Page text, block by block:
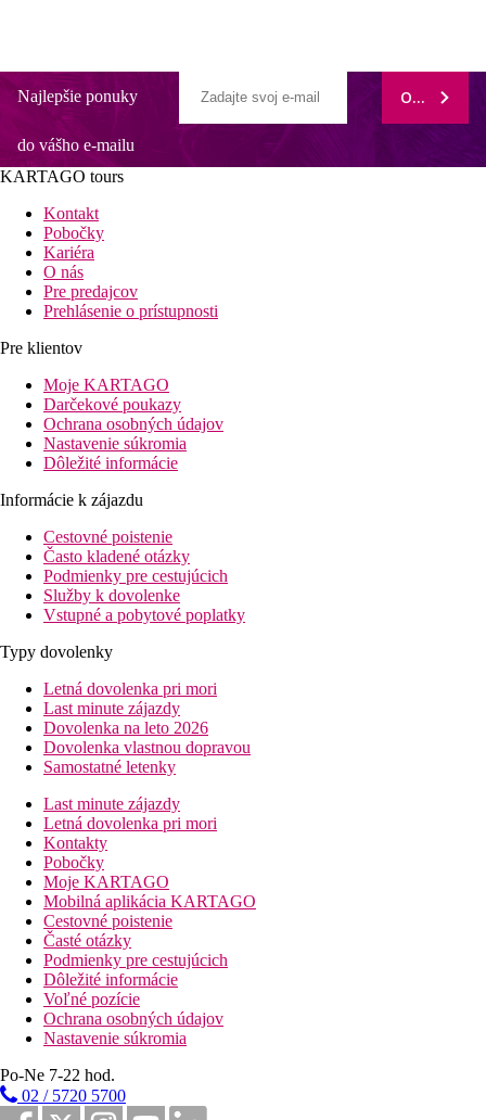
Najlepšie ponuky
do vášho e-mailu
ODOBERAŤ
KARTAGO tours
Kontakt
Pobočky
Kariéra
O nás
Pre predajcov
Prehlásenie o prístupnosti
Pre klientov
Moje KARTAGO
Darčekové poukazy
Ochrana osobných údajov
Nastavenie súkromia
Dôležité informácie
Informácie k zájazdu
Cestovné poistenie
Často kladené otázky
Podmienky pre cestujúcich
Služby k dovolenke
Vstupné a pobytové poplatky
Typy dovolenky
Letná dovolenka pri mori
Last minute zájazdy
Dovolenka na leto 2026
Dovolenka vlastnou dopravou
Samostatné letenky
Last minute zájazdy
Letná dovolenka pri mori
Kontakty
Pobočky
Moje KARTAGO
Mobilná aplikácia KARTAGO
Cestovné poistenie
Časté otázky
Podmienky pre cestujúcich
Dôležité informácie
Voľné pozície
Ochrana osobných údajov
Nastavenie súkromia
Po-Ne 7-22 hod.
02 / 5720 5700